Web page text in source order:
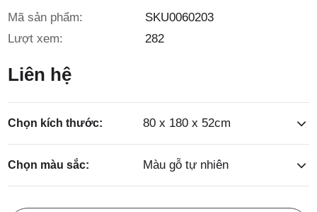
xã Bà
Điểm,
Mã sản phẩm:
SKU0060203
Lượt xem:
282
Liên hệ
Chọn kích thước: 80 x 180 x 52cm
Chọn màu sắc: Màu gỗ tự nhiên